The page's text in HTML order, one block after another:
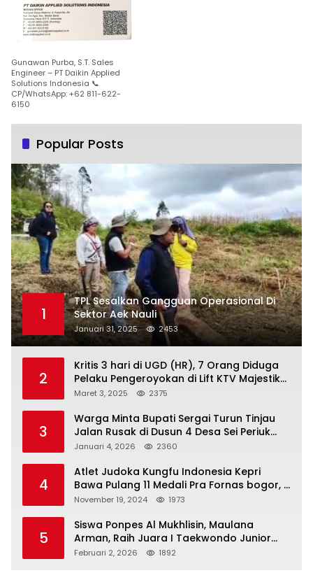
Gunawan Purba, S.T. Sales
Engineer – PT Daikin Applied
Solutions Indonesia 📞
CP/WhatsApp: +62 811-622-
6150
Popular Posts
1
TPL Sesalkan Gangguan Operasional Di
Sektor Aek Nauli
Januari 31, 2025 2453
2
Kritis 3 hari di UGD (HR), 7 Orang Diduga
Pelaku Pengeroyokan di Lift KTV Majestik
Melenggang Bebas, Kantor Hukum JAP
Tanjungpinang
Maret 3, 2025 2375
3
Warga Minta Bupati Sergai Turun Tinjau
Jalan Rusak di Dusun 4 Desa Sei Periuk
Serdang Bedagai
Januari 4, 2026 2360
4
Atlet Judoka Kungfu Indonesia Kepri
Bawa Pulang 11 Medali Pra Fornas bogor, 3
Emas dan 8 Perunggu.
November 19, 2024 1973
5
Siswa Ponpes Al Mukhlisin, Maulana
Arman, Raih Juara I Taekwondo Junior
Putra di Riau National Championship 2026
Februari 2, 2026 1892